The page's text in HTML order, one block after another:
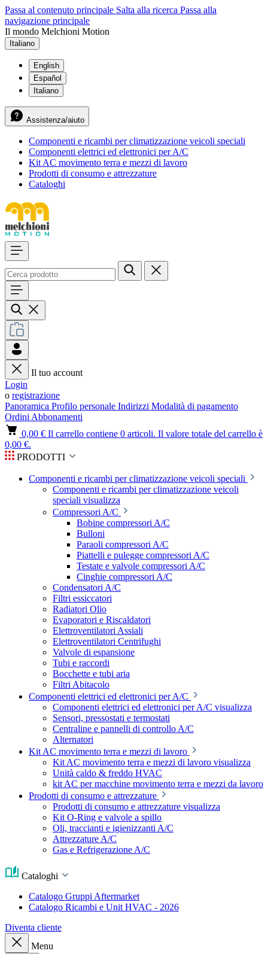
Passa al contenuto principale Salta alla ricerca Passa alla
navigazione principale
Il mondo Melchioni Motion
Italiano
English
Español
Italiano
Assistenza/aiuto
Componenti e ricambi per climatizzazione veicoli speciali
Componenti elettrici ed elettronici per A/C
Kit AC movimento terra e mezzi di lavoro
Prodotti di consumo e attrezzature
Cataloghi
Il tuo account
Login
o registrazione
Panoramica Profilo personale Indirizzi Modalità di pagamento
Ordini Abbonamenti
0,00 € Il carrello contiene 0 articoli. Il valore totale del carrello è
0,00 €.
PRODOTTI
Componenti e ricambi per climatizzazione veicoli speciali
Componenti e ricambi per climatizzazione veicoli
speciali visualizza
Compressori A/C
Bobine compressori A/C
Bulloni
Paraoli compressori A/C
Piattelli e pulegge compressori A/C
Testate e valvole compressori A/C
Cinghie compressori A/C
Condensatori A/C
Filtri essiccatori
Radiatori Olio
Evaporatori e Riscaldatori
Elettroventilatori Assiali
Elettroventilatori Centrifughi
Valvole di espansione
Tubi e raccordi
Bocchette e tubi aria
Filtri Abitacolo
Componenti elettrici ed elettronici per A/C
Componenti elettrici ed elettronici per A/C visualizza
Sensori, pressostati e termostati
Centraline e pannelli di controllo A/C
Alternatori
Kit AC movimento terra e mezzi di lavoro
Kit AC movimento terra e mezzi di lavoro visualizza
Unità caldo & freddo HVAC
kit AC per macchine movimento terra e mezzi da lavoro
Prodotti di consumo e attrezzature
Prodotti di consumo e attrezzature visualizza
Kit O-Ring e valvole a spillo
Oli, traccianti e igienizzanti A/C
Attrezzature A/C
Gas e Refrigerazione A/C
Cataloghi
Catalogo Gruppi Aftermarket
Catalogo Ricambi e Unit HVAC - 2026
Diventa cliente
Menu